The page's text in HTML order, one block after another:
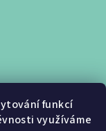
funkcí
využíváme